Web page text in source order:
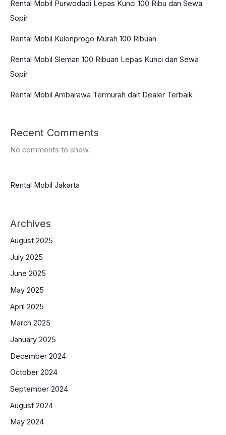
Rental Mobil Purwodadi Lepas Kunci 100 Ribu dan Sewa
Sopir
Rental Mobil Kulonprogo Murah 100 Ribuan
Rental Mobil Sleman 100 Ribuan Lepas Kunci dan Sewa
Sopir
Rental Mobil Ambarawa Termurah dait Dealer Terbaik
Recent Comments
No comments to show.
Rental Mobil Jakarta
Archives
August 2025
July 2025
June 2025
May 2025
April 2025
March 2025
January 2025
December 2024
October 2024
September 2024
August 2024
May 2024